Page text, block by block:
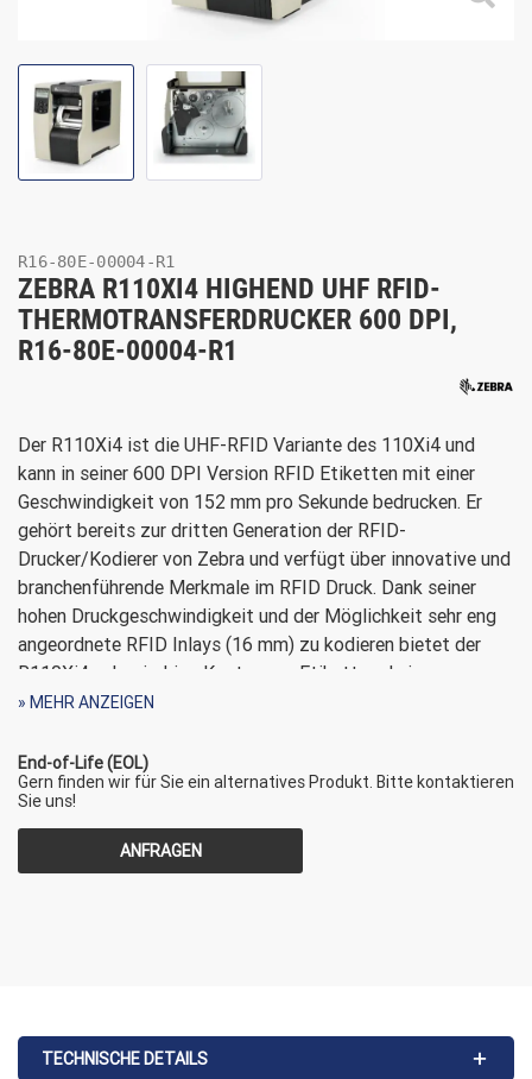
R16-80E-00004-R1
ZEBRA R110XI4 HIGHEND UHF RFID-
THERMOTRANSFERDRUCKER 600 DPI,
R16-80E-00004-R1
Der R110Xi4 ist die UHF-RFID Variante des 110Xi4 und
kann in seiner 600 DPI Version RFID Etiketten mit einer
Geschwindigkeit von 152 mm pro Sekunde bedrucken. Er
gehört bereits zur dritten Generation der RFID-
Drucker/Kodierer von Zebra und verfügt über innovative und
branchenführende Merkmale im RFID Druck. Dank seiner
hohen Druckgeschwindigkeit und der Möglichkeit sehr eng
angeordnete RFID Inlays (16 mm) zu kodieren bietet der
R110Xi4 sehr niedrige Kosten pro Etikett und einen
schnellen Durchsatz im Druckprozess.
Diese RFID-Ausführung (R16-80E-00004-R1) des 110Xi4
verfügt über eine adaptive RFID-Kodiertechnologie die es
dem Gerät ermöglicht unterschiedliche Inlay-Positionen zu
erkennen und die höchste Kodiergenauigkeit der Brache zu
erzielen. Dank dieser Eigenschaft ist es möglich neben
auf lange Lebensdauer ausgelegtes Metallgehäuse sowie
sein langlebiger Metall-Druckkopfmechanismus bietet auch
» MEHR ANZEIGEN
End-of-Life (EOL)
Gern finden wir für Sie ein alternatives Produkt. Bitte kontaktieren
Sie uns!
ANFRAGEN
TECHNISCHE DETAILS